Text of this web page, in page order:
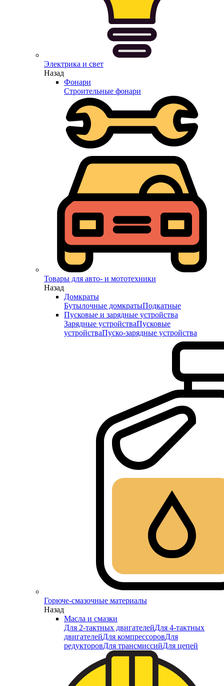
Электрика и свет
Назад
Фонари
Строительные фонари
Товары для авто- и мототехники
Назад
Домкраты
Бутылочные домкратыПодкатные
Пусковые и зарядные устройства
Зарядные устройстваПусковые
устройстваПуско-зарядные устройства
Горюче-смазочные материалы
Назад
Масла и смазки
Для 2-тактных двигателейДля 4-тактных
двигателейДля компрессоровДля
редукторовДля трансмиссийДля цепей